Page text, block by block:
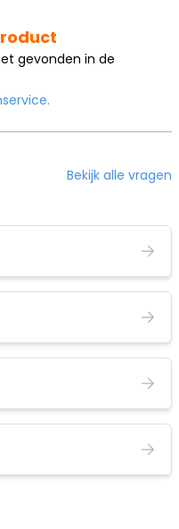
gevonden in de
Bekijk alle vragen